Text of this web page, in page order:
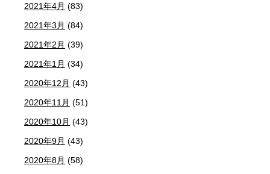
2021年4月 (83)
2021年3月 (84)
2021年2月 (39)
2021年1月 (34)
2020年12月 (43)
2020年11月 (51)
2020年10月 (43)
2020年9月 (43)
2020年8月 (58)